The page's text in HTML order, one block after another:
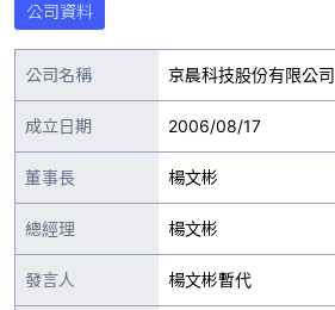
公司資料
公司名稱 京晨科技股份有限公司
成立日期 2006/08/17
董事長 楊文彬
總經理 楊文彬
發言人 楊文彬暫代